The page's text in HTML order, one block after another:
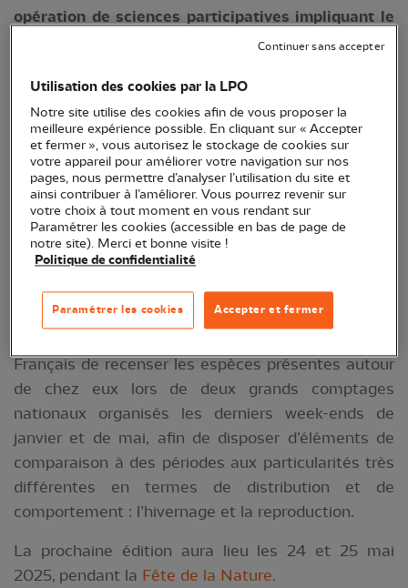
opération de sciences participatives impliquant le
Lancé en 2012 par la LPO et l’équipe Vigie-Nature
du Muséum national d’Histoire naturelle (
et de l’Office français de la biodiversité (
Français de recenser les espèces présentes autour
de chez eux lors de deux grands comptages
nationaux organisés les derniers week-ends de
janvier et de mai, afin de disposer d’éléments de
comparaison à des périodes aux particularités très
différentes en termes de distribution et de
comportement : l’hivernage et la reproduction.
La prochaine édition aura lieu les 24 et 25 mai
2025, pendant la Fête de la Nature.
Utilisation des cookies par la LPO
Notre site utilise des cookies afin de vous proposer la
meilleure expérience possible. En cliquant sur « Accepter
et fermer », vous autorisez le stockage de cookies sur
votre appareil pour améliorer votre navigation sur nos
pages, nous permettre d’analyser l’utilisation du site et
ainsi contribuer à l’améliorer. Vous pourrez revenir sur
votre choix à tout moment en vous rendant sur
Paramétrer les cookies (accessible en bas de page de
notre site). Merci et bonne visite !
Politique de confidentialité
Accepter et fermer
Paramétrer les cookies
Continuer sans accepter